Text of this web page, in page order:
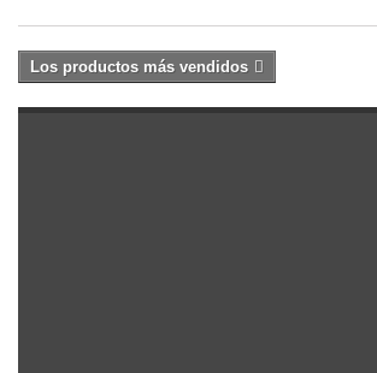
Los productos más vendidos